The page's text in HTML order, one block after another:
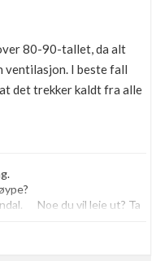
80-90-tallet, da alt
ventilasjon. I beste fall
det trekker kaldt fra alle
Noe du vil leie ut? Ta